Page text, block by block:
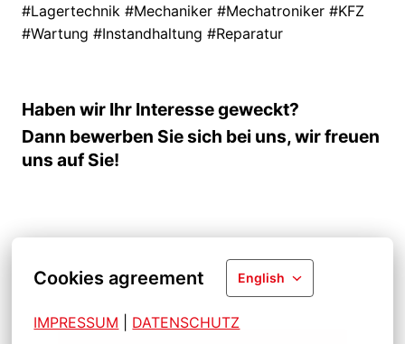
Cookies agreement English
IMPRESSUM DATENSCHUTZ
#Lagertechnik #Mechaniker #Mechatroniker #KFZ
#Wartung #Instandhaltung #Reparatur
Haben wir Ihr Interesse geweckt?
Dann bewerben Sie sich bei uns, wir freuen
uns auf Sie!